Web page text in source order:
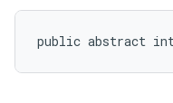
public abstract int